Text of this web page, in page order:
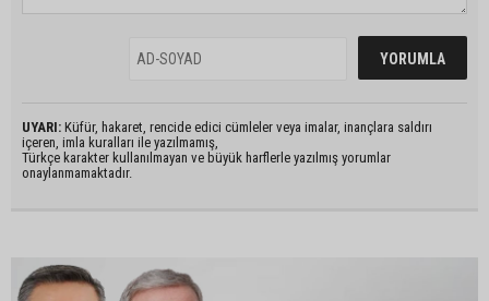
UYARI: Küfür, hakaret, rencide edici cümleler veya imalar, inançlara saldırı
içeren, imla kuralları ile yazılmamış,
Türkçe karakter kullanılmayan ve büyük harflerle yazılmış yorumlar
onaylanmamaktadır.